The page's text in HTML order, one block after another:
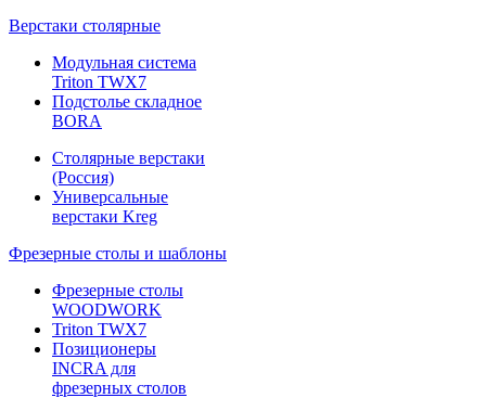
Верстаки столярные
Модульная система
Triton TWX7
Подстолье складное
BORA
Столярные верстаки
(Россия)
Универсальные
верстаки Kreg
Фрезерные столы и шаблоны
Фрезерные столы
WOODWORK
Triton TWX7
Позиционеры
INCRA для
фрезерных столов